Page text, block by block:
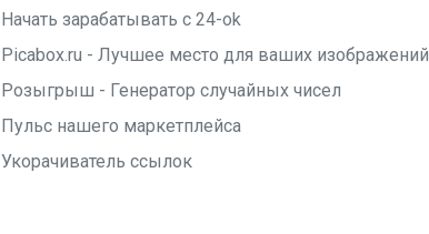
Начать зарабатывать с 24-ok
Picabox.ru - Лучшее место для ваших изображений
Розыгрыш - Генератор случайных чисел
Пульс нашего маркетплейса
Укорачиватель ссылок